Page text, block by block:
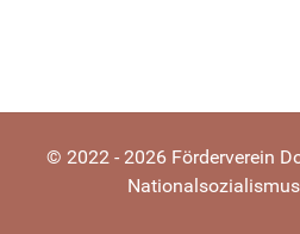
© 2022 - 2026 Förderverein
Nationalsozialismus